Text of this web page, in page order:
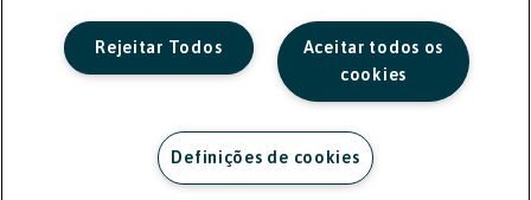
Aceitar todos os
cookies
Rejeitar Todos
Definições de cookies